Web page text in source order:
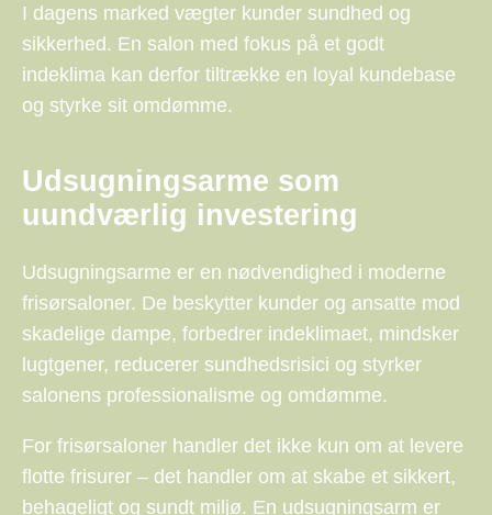
I dagens marked vægter kunder sundhed og
sikkerhed. En salon med fokus på et godt
indeklima kan derfor tiltrække en loyal kundebase
og styrke sit omdømme.
Udsugningsarme som
uundværlig investering
Udsugningsarme er en nødvendighed i moderne
frisørsaloner. De beskytter kunder og ansatte mod
skadelige dampe, forbedrer indeklimaet, mindsker
lugtgener, reducerer sundhedsrisici og styrker
salonens professionalisme og omdømme.
For frisørsaloner handler det ikke kun om at levere
flotte frisurer – det handler om at skabe et sikkert,
behageligt og sundt miljø. En udsugningsarm er